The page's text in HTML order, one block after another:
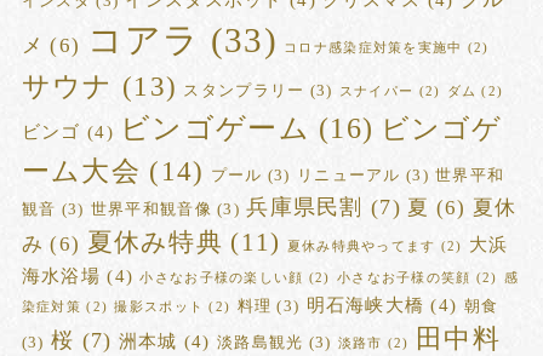
メ (6) コアラ (33) コロナ感染症対策を実施中 (2)
サウナ (13) スタンプラリー (3) スナイパー (2) ダム (2)
ビンゴ (4) ビンゴゲーム (16) ビンゴゲ
ーム大会 (14) プール (3) リニューアル (3) 世界平和
観音 (3) 世界平和観音像 (3) 兵庫県民割 (7) 夏 (6) 夏休
み (6) 夏休み特典 (11) 夏休み特典やってます (2)
大浜
海水浴場 (4) 小さなお子様の楽しい顔 (2) 小さなお子様の笑顔 (2) 感
染症対策 (2) 撮影スポット (2) 料理 (3) 明石海峡大橋 (4) 朝食
(3) 桜 (7) 洲本城 (4) 淡路島観光 (3) 淡路市 (2)
田中料